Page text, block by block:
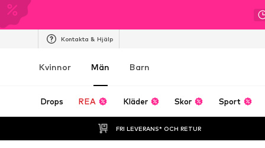
Kontakta & Hjälp
Kvinnor Män Barn
Drops REA Kläder Skor Sport
FRI LEVERANS* OCH RETUR